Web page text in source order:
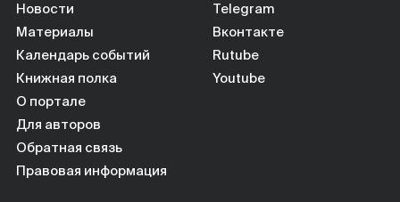
Новости
Материалы
Календарь событий
Книжная полка
О портале
Для авторов
Обратная связь
Правовая информация
Telegram
Вконтакте
Rutube
Youtube